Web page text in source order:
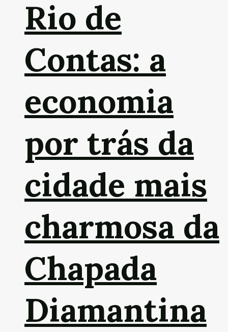
Rio de
Contas: a
economia
por trás da
cidade mais
charmosa da
Chapada
Diamantina